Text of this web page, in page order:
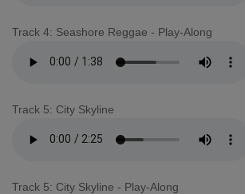
Track 4: Seashore Reggae - Play-Along
Track 5: City Skyline
Track 5: City Skyline - Play-Along